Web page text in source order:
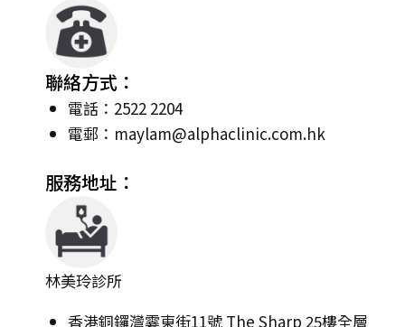
聯絡方式：
電話：2522 2204
電郵： maylam@alphaclinic.com.hk
服務地址：
林美玲診所
香港銅鑼灣霎東街11號 The Sharp 25樓全層